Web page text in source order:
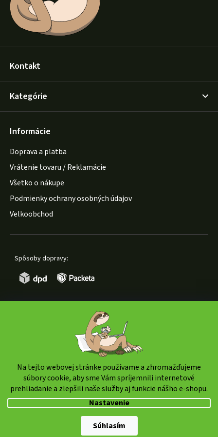
Na tejto webovej stránke používame a zhromažďujeme
súbory cookie, aby sme Vám spríjemnili internetové
prehliadanie a zlepšili naše služby aj funkcie nášho e-shopu.
Nastavenie
Súhlasím
Kontakt
Kategórie
Informácie
Doprava a platba
Vrátenie tovaru / Reklamácie
Všetko o nákupe
Podmienky ochrany osobných údajov
Velkoobchod
Spôsoby dopravy:
Shoptet Premium |
Copyright 2026weedshop.sk. Všetky práva vyhradené.
Upraviť nastavenie cookies